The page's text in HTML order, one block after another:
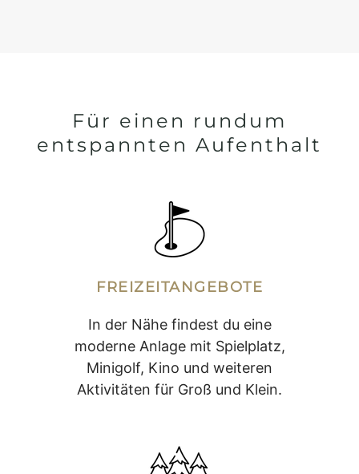
Für einen rundum
entspannten Aufenthalt
FREIZEITANGEBOTE
In der Nähe findest du eine
moderne Anlage mit Spielplatz,
Minigolf, Kino und weiteren
Aktivitäten für Groß und Klein.